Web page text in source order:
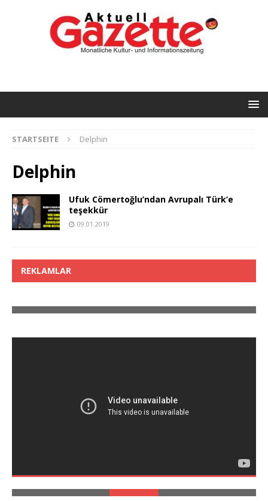
STARTSEITE Delphin
Delphin
Ufuk Cömertoğlu’ndan Avrupalı Türk’e
teşekkür
09.01.2019
REKLAMLAR